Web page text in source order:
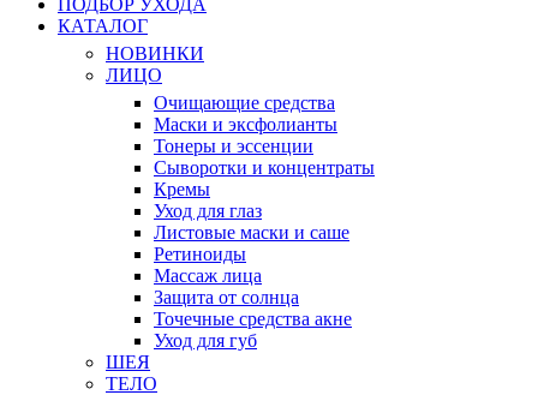
КАТАЛОГ
НОВИНКИ
ЛИЦО
Очищающие средства
Маски и эксфолианты
Тонеры и эссенции
Сыворотки и концентраты
Кремы
Уход для глаз
Листовые маски и саше
Ретиноиды
Массаж лица
Защита от солнца
Точечные средства акне
Уход для губ
ШЕЯ
ТЕЛО